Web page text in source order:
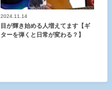
2024.11.14
目が輝き始める人増えてます【ギ
ターを弾くと日常が変わる？】